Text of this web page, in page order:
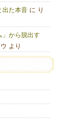
出た本音 に り
」から脱出す
より